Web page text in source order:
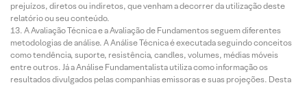
prejuízos, diretos ou indiretos, que venham a decorrer da utilização deste
relatório ou seu conteúdo.
A Avaliação Técnica e a Avaliação de Fundamentos seguem diferentes
metodologias de análise. A Análise Técnica é executada seguindo conceitos
como tendência, suporte, resistência, candles, volumes, médias móveis
entre outros. Já a Análise Fundamentalista utiliza como informação os
resultados divulgados pelas companhias emissoras e suas projeções. Desta